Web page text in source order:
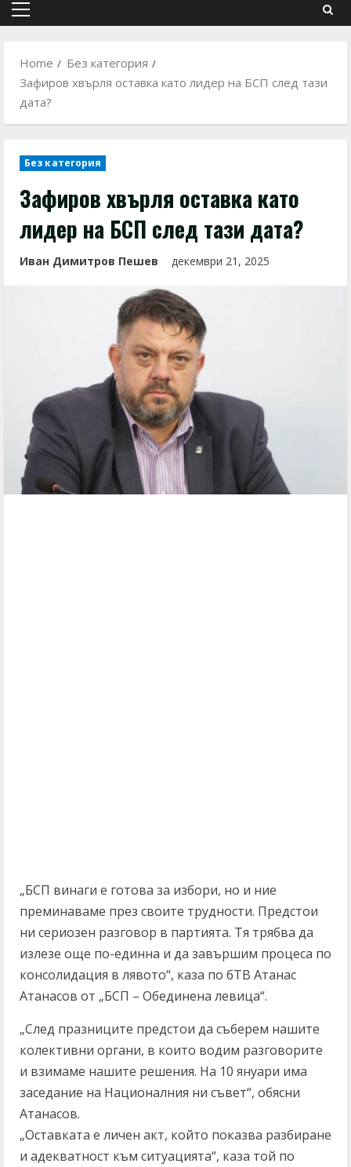
Primary
Home
Без категория
Зафиров хвърля оставка като лидер на БСП след тази
дата?
Без категория
Зафиров хвърля оставка като
лидер на БСП след тази дата?
Иван Димитров Пешев декември 21, 2025
„БСП винаги е готова за избори, но и ние
преминаваме през своите трудности. Предстои
ни сериозен разговор в партията. Тя трябва да
излезе още по-единна и да завършим процеса по
консолидация в лявото“, каза по бТВ Атанас
Атанасов от „БСП – Обединена левица“.
„След празниците предстои да съберем нашите
колективни органи, в които водим разговорите
и взимаме нашите решения. На 10 януари има
заседание на Националния ни съвет“, обясни
Атанасов.
„Оставката е личен акт, който показва разбиране
и адекватност към ситуацията“, каза той по